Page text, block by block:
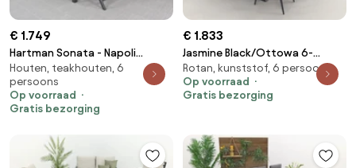
€ 1.749
Hartman Sonata - Napoli
tuinset 7-delig
Houten, teakhouten, 6
persoons
Op voorraad
Gratis bezorging
€ 1.833
Jasmine Black/Ottowa 6-
persoons dining tuinset 205-
265x100 cm. - Houtlook
Rotan, kunststof, 6 persoons
Op voorraad
Gratis bezorging